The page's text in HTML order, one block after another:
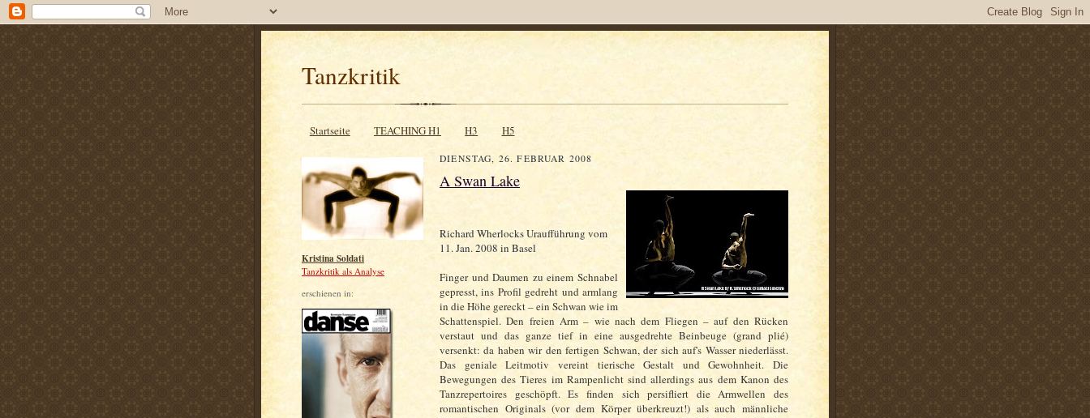
Tanzkritik
Startseite TEACHING H1 H3 H5
Kristina Soldati
Tanzkritik als Analyse
erschienen in:
DIENSTAG, 26. FEBRUAR 2008
A Swan Lake
Richard Wherlocks Uraufführung vom
11. Jan. 2008 in Basel
Finger und Daumen zu einem Schnabel
gepresst, ins Profil gedreht und armlang
in die Höhe gereckt – ein Schwan wie im
Schattenspiel. Den freien Arm – wie nach dem Fliegen – auf den Rücken
verstaut und das ganze tief in eine ausgedrehte Beinbeuge (grand plié)
versenkt: da haben wir den fertigen Schwan, der sich auf's Wasser niederlässt.
Das geniale Leitmotiv vereint tierische Gestalt und Gewohnheit. Die
Bewegungen des Tieres im Rampenlicht sind allerdings aus dem Kanon des
Tanzrepertoires geschöpft. Es finden sich persifliert die Armwellen des
romantischen Originals (vor dem Körper überkreuzt!) als auch männliche